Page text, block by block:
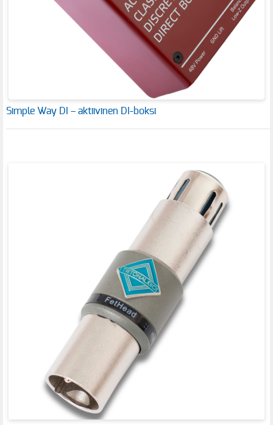
Simple Way DI – aktiivinen DI-boksi